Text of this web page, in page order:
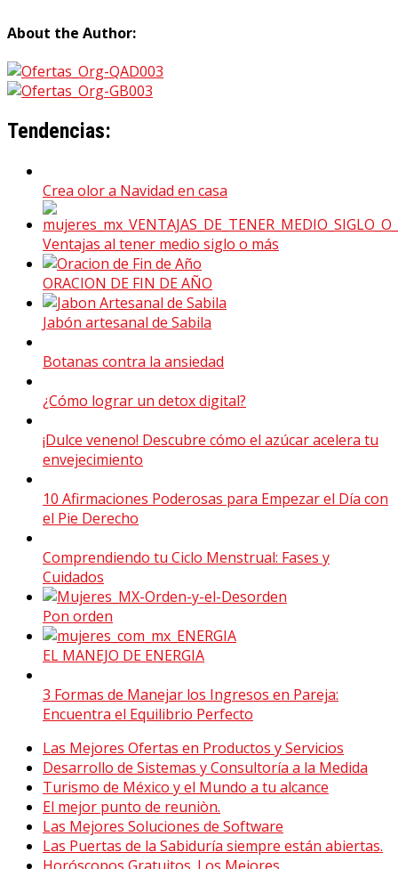
About the Author:
Tendencias:
Crea olor a Navidad en casa
Ventajas al tener medio siglo o más
ORACION DE FIN DE AÑO
Jabón artesanal de Sabila
Botanas contra la ansiedad
¿Cómo lograr un detox digital?
¡Dulce veneno! Descubre cómo el azúcar acelera tu
envejecimiento
10 Afirmaciones Poderosas para Empezar el Día con
el Pie Derecho
Comprendiendo tu Ciclo Menstrual: Fases y
Cuidados
Pon orden
EL MANEJO DE ENERGIA
3 Formas de Manejar los Ingresos en Pareja:
Encuentra el Equilibrio Perfecto
Las Mejores Ofertas en Productos y Servicios
Desarrollo de Sistemas y Consultoría a la Medida
Turismo de México y el Mundo a tu alcance
El mejor punto de reuniòn.
Las Mejores Soluciones de Software
Las Puertas de la Sabiduría siempre están abiertas.